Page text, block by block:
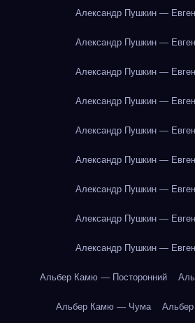
Александр Пушкин —
Александр Пушкин —
Александр Пушкин —
Александр Пушкин —
Александр Пушкин —
Александр Пушкин —
Александр Пушкин —
Александр Пушкин —
Александр Пушкин —
Альбер Камю — Посторонний
Альбер Камю — Чума